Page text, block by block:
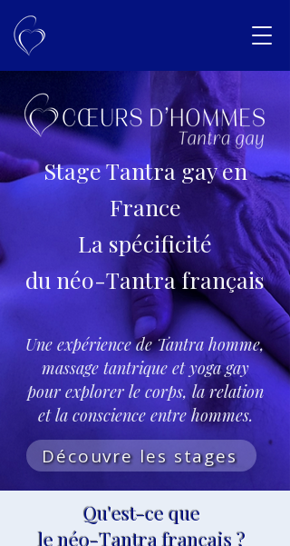
Stage Tantra gay en
France
La spécificité
du néo-Tantra français
Une expérience de Tantra homme,
massage tantrique et yoga gay
pour explorer le corps, la relation
et la conscience entre hommes.
Découvre les stages
Qu'est-ce que
le néo-Tantra français ?